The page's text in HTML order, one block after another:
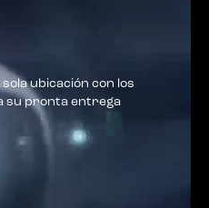
ubicación con los
su pronta entrega